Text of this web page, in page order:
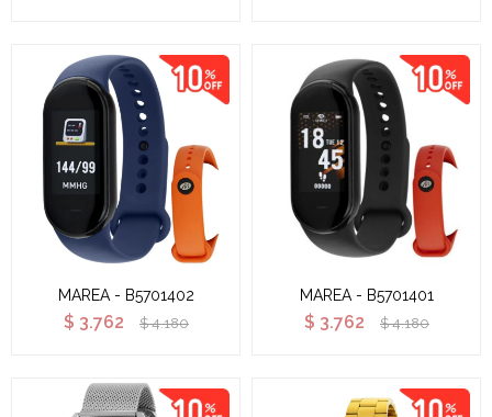
MAREA - B5701402
$ 3.762 $ 4.180
MAREA - B5701401
$ 3.762 $ 4.180